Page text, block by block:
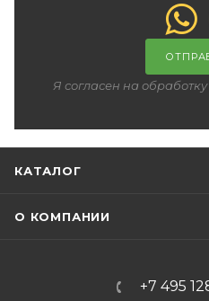
Я согласен на
КАТАЛОГ
О КОМПАНИИ
+7 495